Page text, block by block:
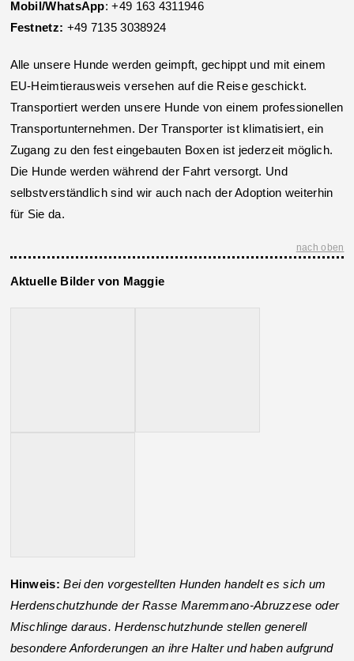
Mobil/WhatsApp: +49 163 4311946
Festnetz: +49 7135 3038924
Alle unsere Hunde werden geimpft, gechippt und mit einem
EU-Heimtierausweis versehen auf die Reise geschickt.
Transportiert werden unsere Hunde von einem professionellen
Transportunternehmen. Der Transporter ist klimatisiert, ein
Zugang zu den fest eingebauten Boxen ist jederzeit möglich.
Die Hunde werden während der Fahrt versorgt. Und
selbstverständlich sind wir auch nach der Adoption weiterhin
für Sie da.
nach oben
Aktuelle Bilder von Maggie
Hinweis: Bei den vorgestellten Hunden handelt es sich um
Herdenschutzhunde der Rasse Maremmano-Abruzzese oder
Mischlinge daraus. Herdenschutzhunde stellen generell
besondere Anforderungen an ihre Halter und haben aufgrund